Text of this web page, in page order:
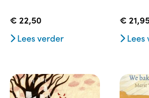
€ 22,50
Lees verder
€
Lees